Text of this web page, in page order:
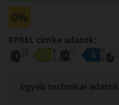
0%
EPREL cimke adatok:
Egyéb technikai adatok